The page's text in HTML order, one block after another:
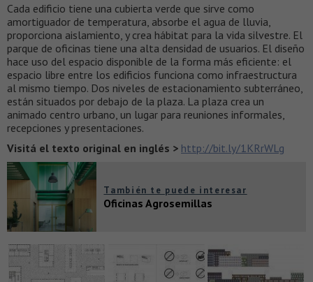
Cada edificio tiene una cubierta verde que sirve como
amortiguador de temperatura, absorbe el agua de lluvia,
proporciona aislamiento, y crea hábitat para la vida silvestre. El
parque de oficinas tiene una alta densidad de usuarios. El diseño
hace uso del espacio disponible de la forma más eficiente: el
espacio libre entre los edificios funciona como infraestructura
al mismo tiempo. Dos niveles de estacionamiento subterráneo,
están situados por debajo de la plaza. La plaza crea un
animado centro urbano, un lugar para reuniones informales,
recepciones y presentaciones.
Visitá el texto original en inglés > http://bit.ly/1KRrWLg
También te puede interesar
Oficinas Agrosemillas